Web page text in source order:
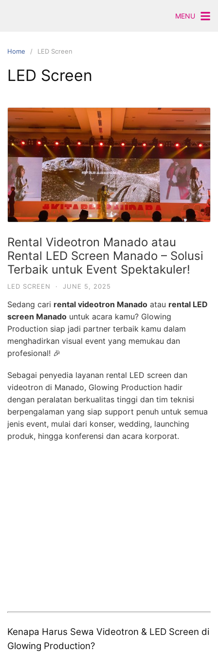
MENU
Home LED Screen
LED Screen
Rental Videotron Manado atau
Rental LED Screen Manado – Solusi
Terbaik untuk Event Spektakuler!
LED SCREEN · JUNE 5, 2025
Sedang cari rental videotron Manado atau rental LED
screen Manado untuk acara kamu? Glowing
Production siap jadi partner terbaik kamu dalam
menghadirkan visual event yang memukau dan
profesional! 🎉
Sebagai penyedia layanan rental LED screen dan
videotron di Manado, Glowing Production hadir
dengan peralatan berkualitas tinggi dan tim teknisi
berpengalaman yang siap support penuh untuk semua
jenis event, mulai dari konser, wedding, launching
produk, hingga konferensi dan acara korporat.
Kenapa Harus Sewa Videotron & LED Screen di
Glowing Production?